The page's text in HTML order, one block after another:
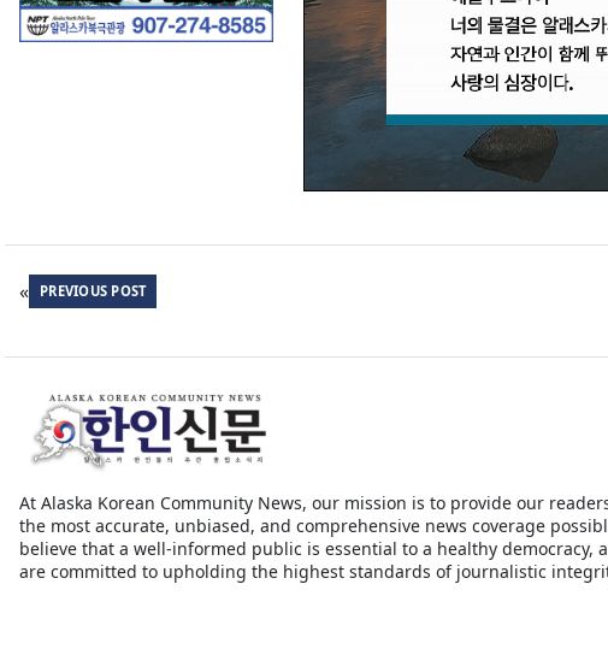
« PREVIOUS POST
At Alaska Korean Community News, our mission is to provide our
the most accurate, unbiased, and comprehensive news coverage
believe that a well-informed public is essential to a healthy democracy,
are committed to upholding the highest standards of journalistic